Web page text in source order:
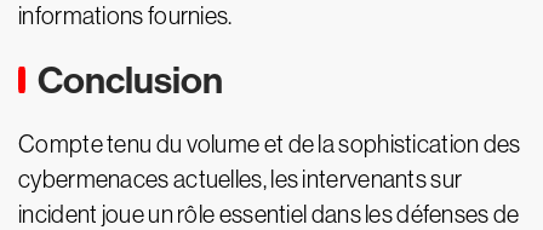
informations fournies.
Conclusion
Compte tenu du volume et de la sophistication des
cybermenaces actuelles, les intervenants sur
incident joue un rôle essentiel dans les défenses de